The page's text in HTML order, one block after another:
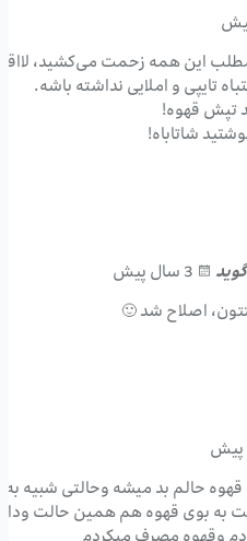
این همه زحمت می‌کشید،
تایپی و املایی نداشته باشه.
تپش قهوه!
شاتاباه!
اصلاح شد 🙂
حالم بد میشه وحالتی شبیه به
به بوی قهوه هم همین حالت